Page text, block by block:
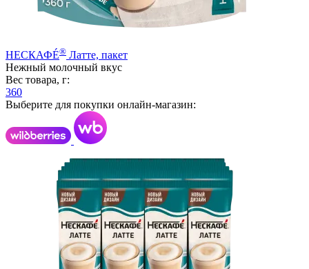
НЕСКАФÉ® Латте, пакет
Нежный молочный вкус
Вес товара, г:
360
Выберите для покупки онлайн-магазин: